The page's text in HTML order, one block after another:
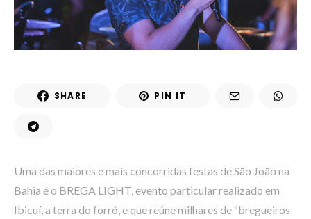
SHARE PIN IT
Uma das maiores e mais concorridas festas de São João na
Bahia é o BREGA LIGHT, evento particular realizado em
Ibicuí, a terra do forró, e que reúne milhares de “bregueiros